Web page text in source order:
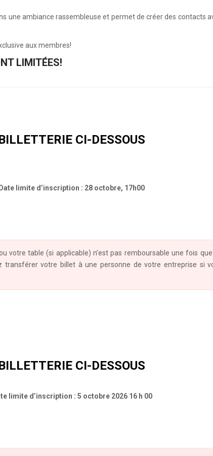
une ambiance rassembleuse et permet de créer des contacts
aux membres!
LIMITÉES!
CI-DESSOUS
Date limite d’inscription : 28 octobre, 17h00
votre table (si applicable) n’est pas remboursable une fois
transférer votre billet à une personne de votre entreprise si
CI-DESSOUS
limite d’inscription : 5 octobre 2026 16 h 00